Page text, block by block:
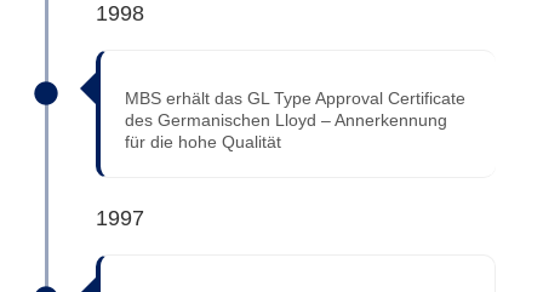
1998
MBS erhält das GL Type Approval Certificate
des Germanischen Lloyd – Annerkennung
für die hohe Qualität
1997